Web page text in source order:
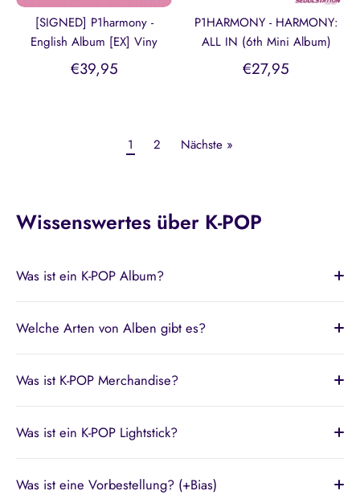
[SIGNED] P1harmony -
English Album [EX] Viny
€39,95
P1HARMONY - HARMONY:
ALL IN (6th Mini Album)
€27,95
1 2 Nächste »
Wissenswertes über K-POP
Was ist ein K-POP Album?
Welche Arten von Alben gibt es?
Was ist K-POP Merchandise?
Was ist ein K-POP Lightstick?
Was ist eine Vorbestellung? (+Bias)